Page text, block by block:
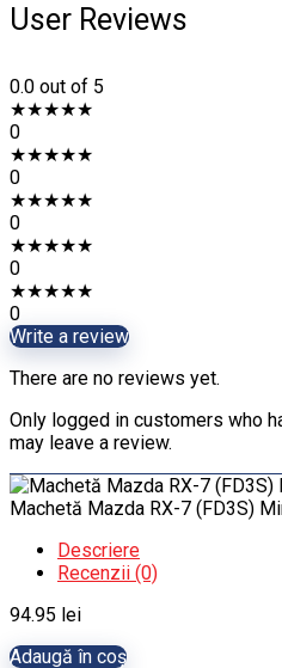
User Reviews
0.0 out of 5
★★★★★
0
★★★★★
0
★★★★★
0
★★★★★
0
★★★★★
0
Write a review
There are no reviews yet.
Only logged in customers who
may leave a review.
Machetă Mazda RX-7 (FD3S)
Descriere
Recenzii (0)
94.95 lei
Adaugă în coș